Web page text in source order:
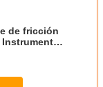
de fricción